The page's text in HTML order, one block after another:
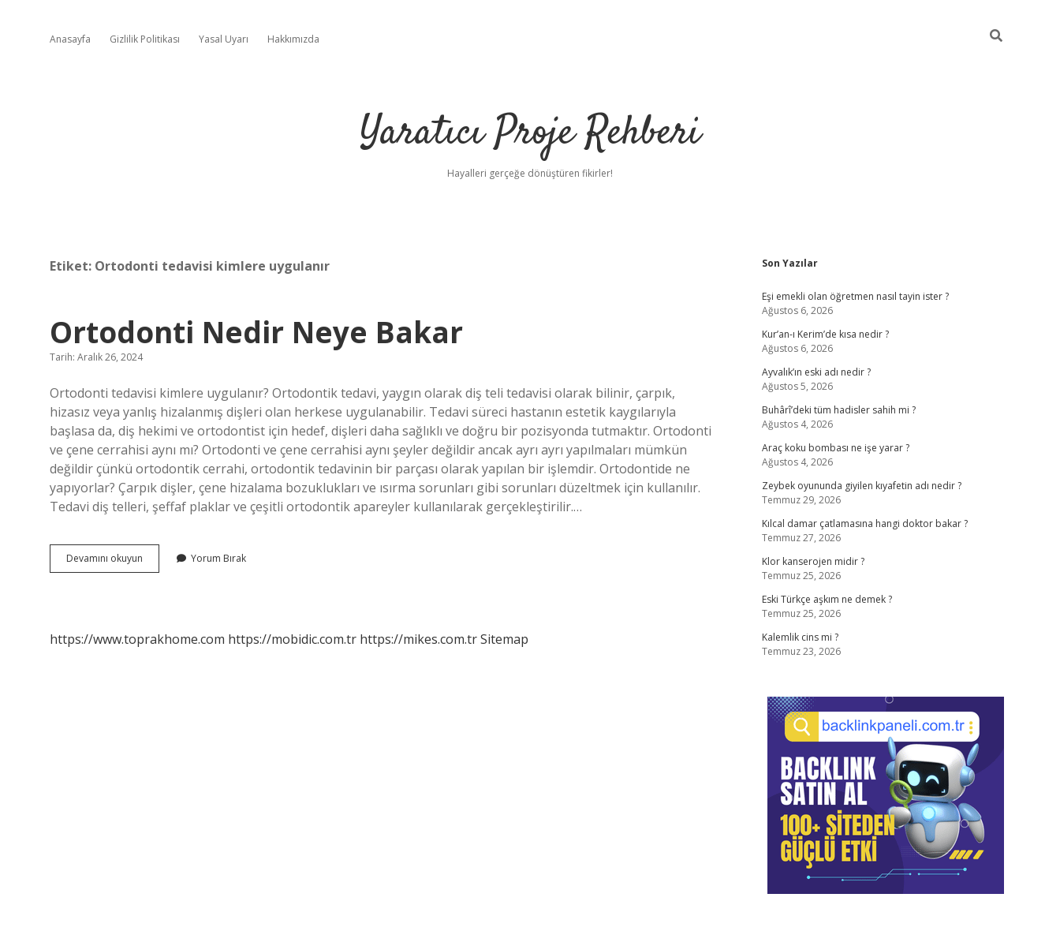
Anasayfa Gizlilik Politikası Yasal Uyarı Hakkımızda
Yaratıcı Proje Rehberi
Hayalleri gerçeğe dönüştüren fikirler!
Etiket: Ortodonti tedavisi kimlere uygulanır
Ortodonti Nedir Neye Bakar
Tarih: Aralık 26, 2024
Ortodonti tedavisi kimlere uygulanır? Ortodontik tedavi, yaygın olarak diş teli tedavisi olarak bilinir, çarpık,
hizasız veya yanlış hizalanmış dişleri olan herkese uygulanabilir. Tedavi süreci hastanın estetik kaygılarıyla
başlasa da, diş hekimi ve ortodontist için hedef, dişleri daha sağlıklı ve doğru bir pozisyonda tutmaktır. Ortodonti
ve çene cerrahisi aynı mı? Ortodonti ve çene cerrahisi aynı şeyler değildir ancak ayrı ayrı yapılmaları mümkün
değildir çünkü ortodontik cerrahi, ortodontik tedavinin bir parçası olarak yapılan bir işlemdir. Ortodontide ne
yapıyorlar? Çarpık dişler, çene hizalama bozuklukları ve ısırma sorunları gibi sorunları düzeltmek için kullanılır.
Tedavi diş telleri, şeffaf plaklar ve çeşitli ortodontik apareyler kullanılarak gerçekleştirilir.…
Devamını okuyun Ortodonti
Nedir
Yorum Bırak
https://www.toprakhome.com https://mobidic.com.tr https://mikes.com.trSitemap
Sidebar
Son Yazılar
Eşi emekli olan öğretmen nasıl tayin ister ?
Ağustos 6, 2026
Kur’an-ı Kerim’de kısa nedir ?
Ağustos 6, 2026
Ayvalık’ın eski adı nedir ?
Ağustos 5, 2026
Buhârî’deki tüm hadisler sahih mi ?
Ağustos 4, 2026
Araç koku bombası ne işe yarar ?
Ağustos 4, 2026
Zeybek oyununda giyilen kıyafetin adı nedir ?
Temmuz 29, 2026
Kılcal damar çatlamasına hangi doktor bakar ?
Temmuz 27, 2026
Klor kanserojen midir ?
Temmuz 25, 2026
Eski Türkçe aşkım ne demek ?
Temmuz 25, 2026
Kalemlik cins mi ?
Temmuz 23, 2026